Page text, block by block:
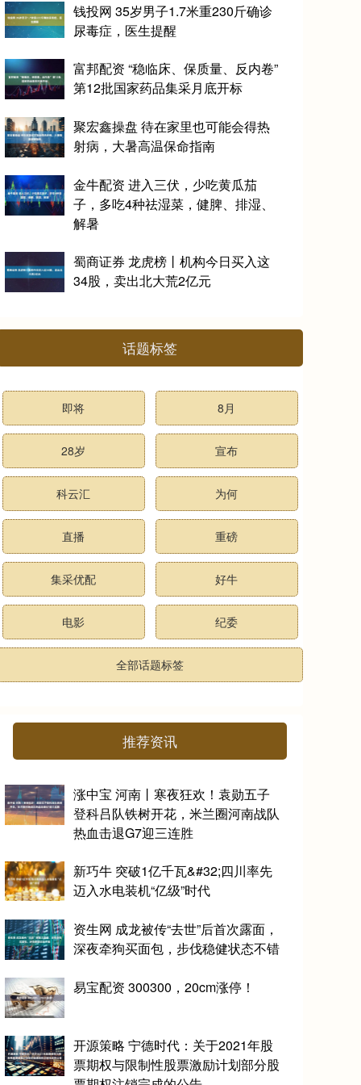
钱投网 35岁男子1.7米重230斤确诊
尿毒症，医生提醒
富邦配资 “稳临床、保质量、反内卷”
第12批国家药品集采月底开标
聚宏鑫操盘 待在家里也可能会得热
射病，大暑高温保命指南
金牛配资 进入三伏，少吃黄瓜茄
子，多吃4种祛湿菜，健脾、排湿、
解暑
蜀商证券 龙虎榜丨机构今日买入这
34股，卖出北大荒2亿元
话题标签
即将 8月
28岁 宣布
科云汇 为何
直播 重磅
集采优配 好牛
电影 纪委
全部话题标签
推荐资讯
涨中宝 河南丨寒夜狂欢！袁勋五子
登科吕队铁树开花，米兰圈河南战队
热血击退G7迎三连胜
新巧牛 突破1亿千瓦&#32;四川率先
迈入水电装机“亿级”时代
资生网 成龙被传“去世”后首次露面，
深夜牵狗买面包，步伐稳健状态不错
易宝配资 300300，20cm涨停！
开源策略 宁德时代：关于2021年股
票期权与限制性股票激励计划部分股